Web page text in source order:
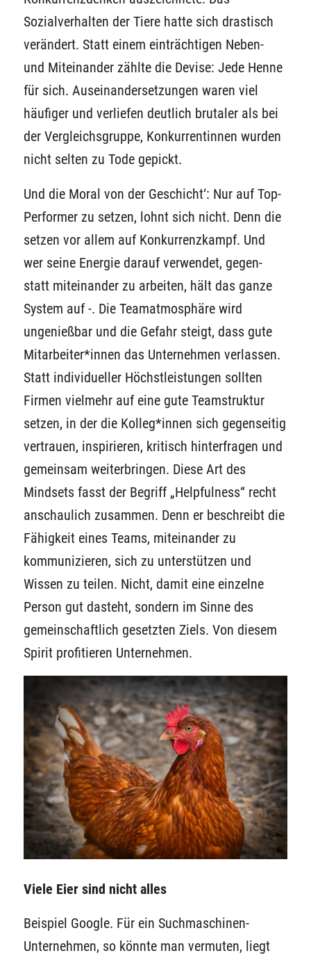
Sozialverhalten der Tiere hatte sich drastisch
verändert. Statt einem einträchtigen Neben-
und Miteinander zählte die Devise: Jede Henne
für sich. Auseinandersetzungen waren viel
häufiger und verliefen deutlich brutaler als bei
der Vergleichsgruppe, Konkurrentinnen wurden
nicht selten zu Tode gepickt.
Und die Moral von der Geschicht‘: Nur auf Top-
Performer zu setzen, lohnt sich nicht. Denn die
setzen vor allem auf Konkurrenzkampf. Und
wer seine Energie darauf verwendet, gegen-
statt miteinander zu arbeiten, hält das ganze
System auf -. Die Teamatmosphäre wird
ungenießbar und die Gefahr steigt, dass gute
Mitarbeiter*innen das Unternehmen verlassen.
Statt individueller Höchstleistungen sollten
Firmen vielmehr auf eine gute Teamstruktur
setzen, in der die Kolleg*innen sich gegenseitig
vertrauen, inspirieren, kritisch hinterfragen und
gemeinsam weiterbringen. Diese Art des
Mindsets fasst der Begriff „Helpfulness“ recht
anschaulich zusammen. Denn er beschreibt die
Fähigkeit eines Teams, miteinander zu
kommunizieren, sich zu unterstützen und
Wissen zu teilen. Nicht, damit eine einzelne
Person gut dasteht, sondern im Sinne des
gemeinschaftlich gesetzten Ziels. Von diesem
Spirit profitieren Unternehmen.
Viele Eier sind nicht alles
Beispiel Google. Für ein Suchmaschinen-
Unternehmen, so könnte man vermuten, liegt